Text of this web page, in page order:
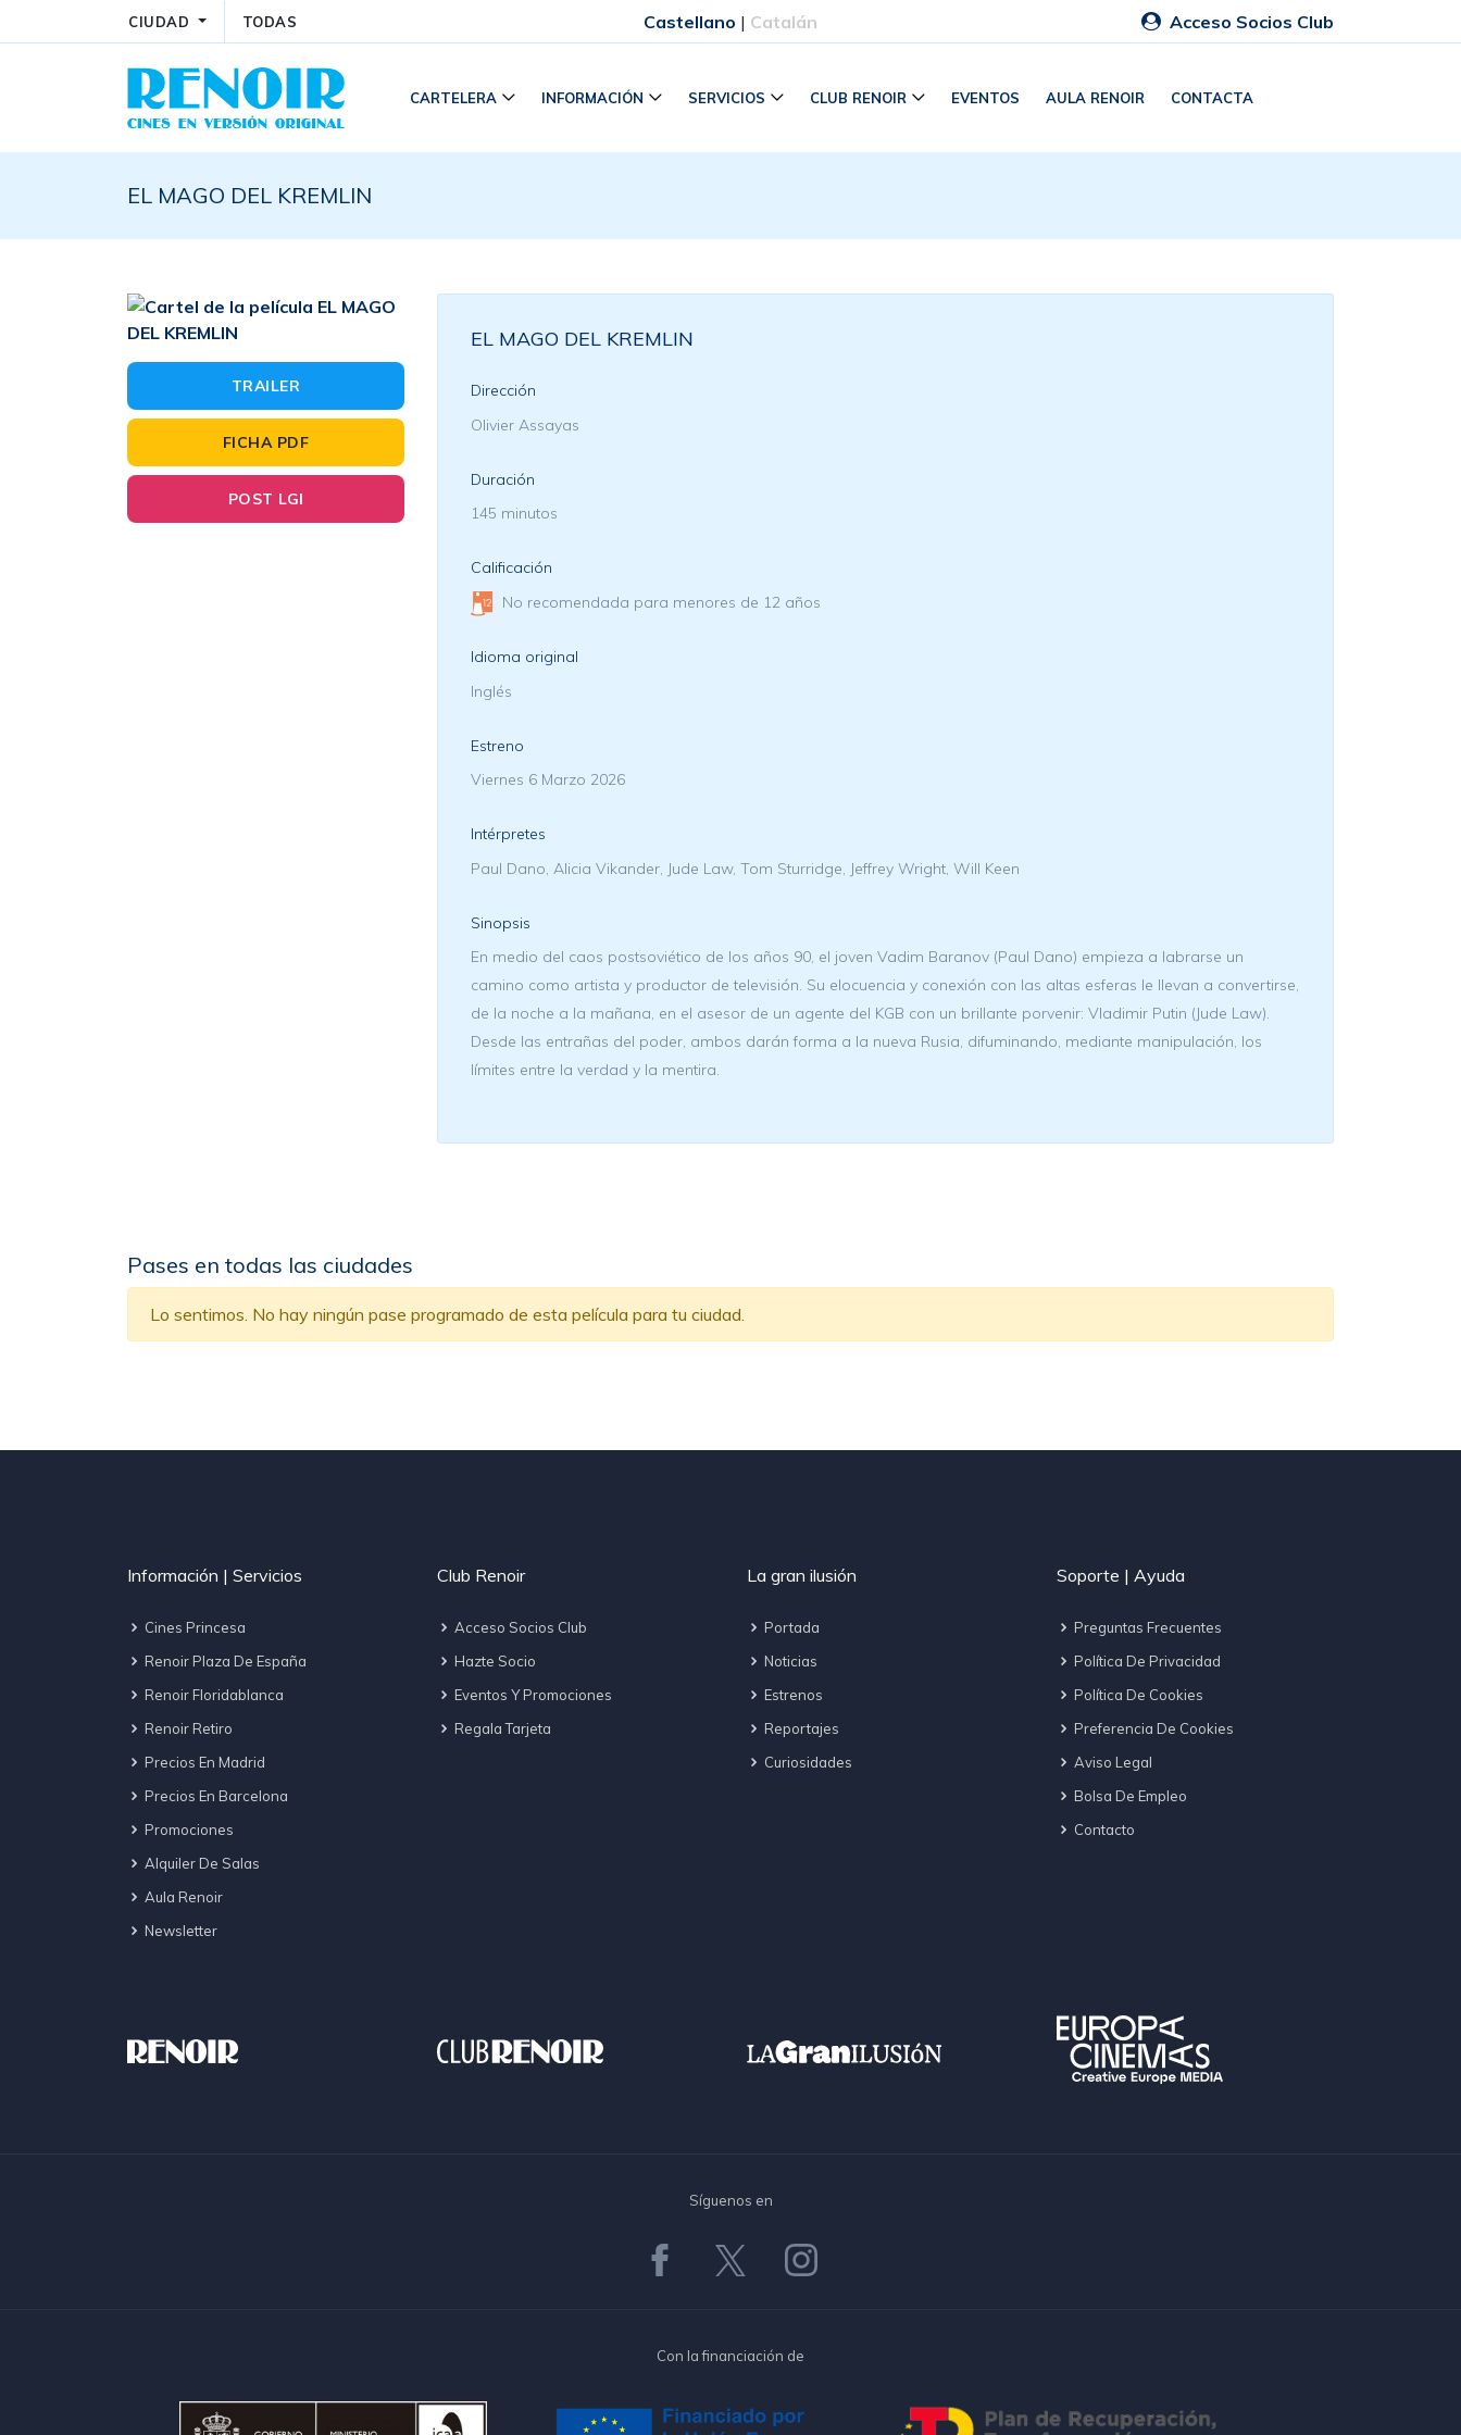
CIUDAD TODAS Castellano | Catalán Acceso Socios Club
CARTELERA INFORMACIÓN SERVICIOS CLUB RENOIR EVENTOS AULA RENOIR CONTACTA
EL MAGO DEL KREMLIN
TRAILER
FICHA PDF
POST LGI
EL MAGO DEL KREMLIN
Dirección
Olivier Assayas
Duración
145 minutos
Calificación
No recomendada para menores de 12 años
Idioma original
Inglés
Estreno
Viernes 6 Marzo 2026
Intérpretes
Paul Dano, Alicia Vikander, Jude Law, Tom Sturridge, Jeffrey Wright, Will Keen
Sinopsis
En medio del caos postsoviético de los años 90, el joven Vadim Baranov (Paul Dano) empieza a labrarse un
camino como artista y productor de televisión. Su elocuencia y conexión con las altas esferas le llevan a convertirse,
de la noche a la mañana, en el asesor de un agente del KGB con un brillante porvenir: Vladimir Putin (Jude Law).
Desde las entrañas del poder, ambos darán forma a la nueva Rusia, difuminando, mediante manipulación, los
límites entre la verdad y la mentira.
Pases en todas las ciudades
Lo sentimos. No hay ningún pase programado de esta película para tu ciudad.
Información | Servicios
Cines Princesa
Renoir Plaza De España
Renoir Floridablanca
Renoir Retiro
Precios En Madrid
Precios En Barcelona
Promociones
Alquiler De Salas
Aula Renoir
Newsletter
Club Renoir
Acceso Socios Club
Hazte Socio
Eventos Y Promociones
Regala Tarjeta
La gran ilusión
Portada
Noticias
Estrenos
Reportajes
Curiosidades
Soporte | Ayuda
Preguntas Frecuentes
Política De Privacidad
Política De Cookies
Preferencia De Cookies
Aviso Legal
Bolsa De Empleo
Contacto
Síguenos en
Con la financiación de